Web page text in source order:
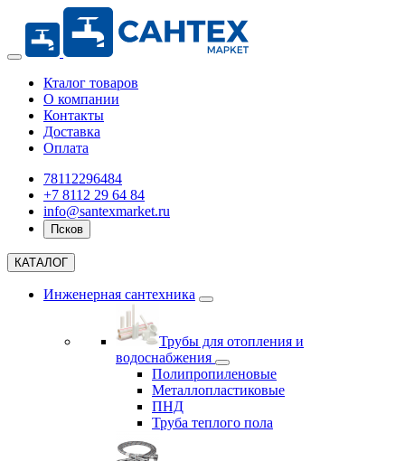
Кталог товаров
О компании
Контакты
Доставка
Оплата
78112296484
+7 8112 29 64 84
info@santexmarket.ru
Псков
КАТАЛОГ
Инженерная сантехника
Трубы для отопления и
водоснабжения
Полипропиленовые
Металлопластиковые
ПНД
Труба теплого пола